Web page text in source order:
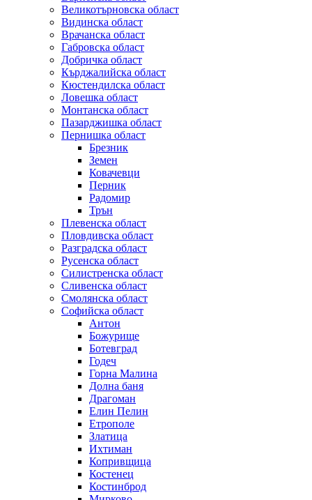
Великотърновска област
Видинска област
Врачанска област
Габровска област
Добричка област
Кърджалийска област
Кюстендилска област
Ловешка област
Монтанска област
Пазарджишка област
Пернишка област
Брезник
Земен
Ковачевци
Перник
Радомир
Трън
Плевенска област
Пловдивска област
Разградска област
Русенска област
Силистренска област
Сливенска област
Смолянска област
Софийска област
Антон
Божурище
Ботевград
Годеч
Горна Малина
Долна баня
Драгоман
Елин Пелин
Етрополе
Златица
Ихтиман
Копривщица
Костенец
Костинброд